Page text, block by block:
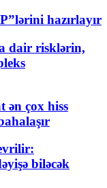
hazırlayır
dair risklərin,
ən çox hiss
biləcək